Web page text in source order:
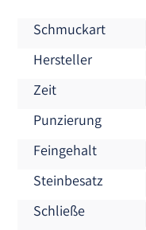
Schmuckart
Hersteller
Zeit
Punzierung
Feingehalt
Steinbesatz
Schließe